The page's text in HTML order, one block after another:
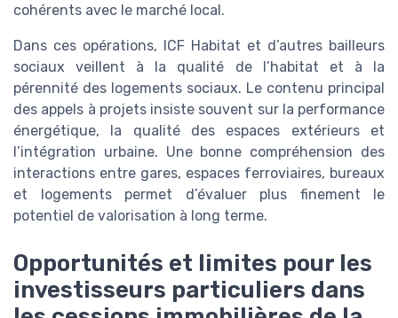
cohérents avec le marché local.
Dans ces opérations, ICF Habitat et d’autres bailleurs
sociaux veillent à la qualité de l’habitat et à la
pérennité des logements sociaux. Le contenu principal
des appels à projets insiste souvent sur la performance
énergétique, la qualité des espaces extérieurs et
l’intégration urbaine. Une bonne compréhension des
interactions entre gares, espaces ferroviaires, bureaux
et logements permet d’évaluer plus finement le
potentiel de valorisation à long terme.
Opportunités et limites pour les
investisseurs particuliers dans